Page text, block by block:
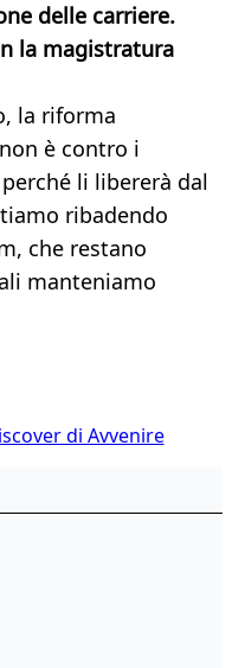
delle carriere.
la magistratura
la riforma
è contro i
li libererà dal
ribadendo
che restano
manteniamo
di Avvenire